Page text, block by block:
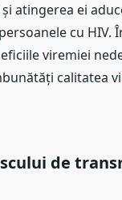
atingerea ei
cu HIV.
viremiei
calitatea
de